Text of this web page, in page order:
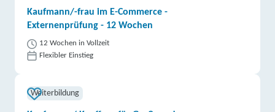
Kaufmann/-frau im E-Commerce -
Externenprüfung - 12 Wochen
12 Wochen in Vollzeit
Flexibler Einstieg
Weiterbildung